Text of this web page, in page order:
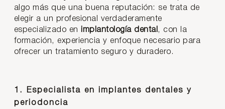
algo más que una buena reputación: se trata de
elegir a un profesional verdaderamente
especializado en implantología dental , con la
formación, experiencia y enfoque necesario para
ofrecer un tratamiento seguro y duradero.
1. Especialista en implantes dentales y
periodoncia